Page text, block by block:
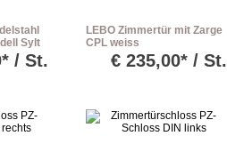
Sylt
/ St.
LEBO Zimmertür mit Zarge
CPL weiss
Röhrenspanplatte
Rundkante
€ 235,00* / St.